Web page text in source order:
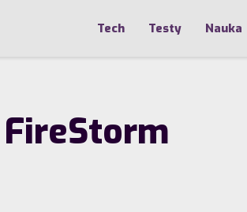
Tech Testy Nauka